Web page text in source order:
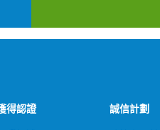
得認證
誠信計劃